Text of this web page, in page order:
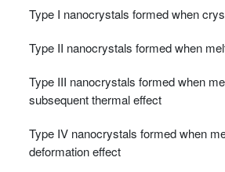
Type I nanocrystals formed when
Type II nanocrystals formed when
Type III nanocrystals formed when
subsequent thermal effect
Type IV nanocrystals formed when
deformation effect